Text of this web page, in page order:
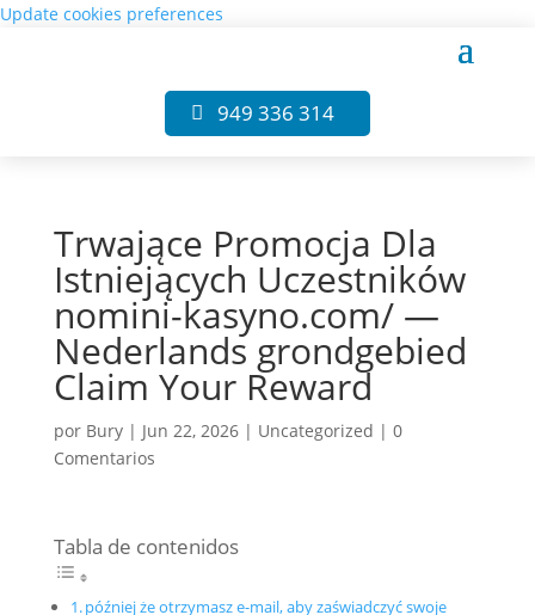
Update cookies preferences
949 336 314
Trwające Promocja Dla
Istniejących Uczestników
nomini-kasyno.com/ —
Nederlands grondgebied
Claim Your Reward
por Bury| Jun 22, 2026| Uncategorized | 0
Comentarios
Tabla de contenidos
później że otrzymasz e-mail, aby zaświadczyć swoje